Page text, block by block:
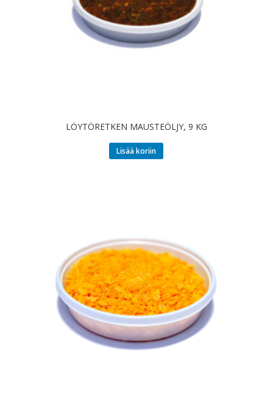
LÖYTÖRETKEN MAUSTEÖLJY, 9 KG
Lisää koriin